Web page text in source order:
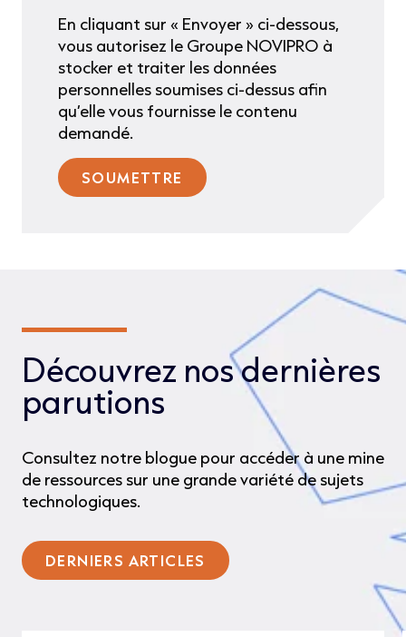
En cliquant sur « Envoyer » ci-dessous,
vous autorisez le Groupe NOVIPRO à
stocker et traiter les données
personnelles soumises ci-dessus afin
qu’elle vous fournisse le contenu
demandé.
Découvrez nos dernières
parutions
Consultez notre blogue pour accéder à une mine
de ressources sur une grande variété de sujets
technologiques.
DERNIERS ARTICLES